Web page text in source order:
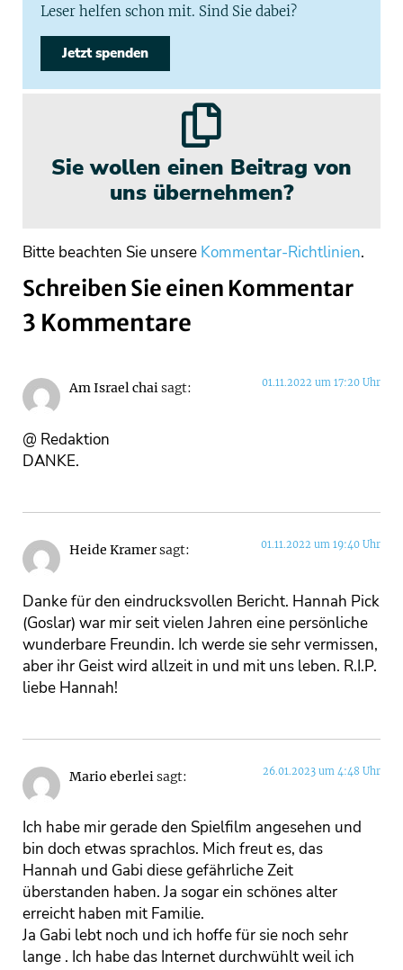
Leser helfen schon mit. Sind Sie dabei?
Jetzt spenden
Sie wollen einen Beitrag von
uns übernehmen?
Bitte beachten Sie unsere Kommentar-Richtlinien.
Schreiben Sie einen Kommentar
3 Kommentare
Am Israel chaisagt: 01.11.2022 um 17:20 Uhr
@ Redaktion
DANKE.
Heide Kramersagt: 01.11.2022 um 19:40 Uhr
Danke für den eindrucksvollen Bericht. Hannah Pick
(Goslar) war mir seit vielen Jahren eine persönliche
wunderbare Freundin. Ich werde sie sehr vermissen,
aber ihr Geist wird allzeit in und mit uns leben. R.I.P.
liebe Hannah!
Mario eberleisagt: 26.01.2023 um 4:48 Uhr
Ich habe mir gerade den Spielfilm angesehen und
bin doch etwas sprachlos. Mich freut es, das
Hannah und Gabi diese gefährliche Zeit
überstanden haben. Ja sogar ein schönes alter
erreicht haben mit Familie.
Ja Gabi lebt noch und ich hoffe für sie noch sehr
lange . Ich habe das Internet durchwühlt weil ich